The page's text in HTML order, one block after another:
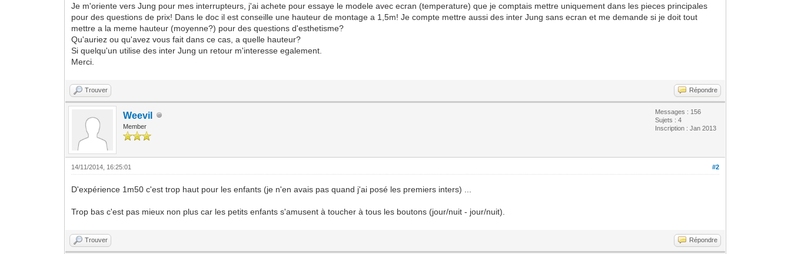
Je m'oriente vers Jung pour mes interrupteurs, j'ai achete pour essaye le modele avec ecran (temperature) que je comptais mettre uniquement dans les pieces principales
pour des questions de prix! Dans le doc il est conseille une hauteur de montage a 1,5m! Je compte mettre aussi des inter Jung sans ecran et me demande si je doit tout
mettre a la meme hauteur (moyenne?) pour des questions d'esthetisme?
Qu'auriez ou qu'avez vous fait dans ce cas, a quelle hauteur?
Si quelqu'un utilise des inter Jung un retour m'interesse egalement.
Merci.
Trouver Répondre
Weevil
Member
Messages : 156
Sujets : 4
Inscription : Jan 2013
#2
14/11/2014, 16:25:01
D'expérience 1m50 c'est trop haut pour les enfants (je n'en avais pas quand j'ai posé les premiers inters) ...
Trop bas c'est pas mieux non plus car les petits enfants s'amusent à toucher à tous les boutons (jour/nuit - jour/nuit).
Trouver Répondre